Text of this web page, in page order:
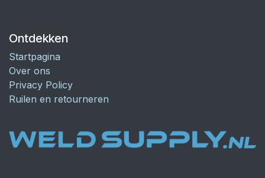
Ontdekken
Startpagina
Over ons
Privacy Policy
Ruilen en retourneren